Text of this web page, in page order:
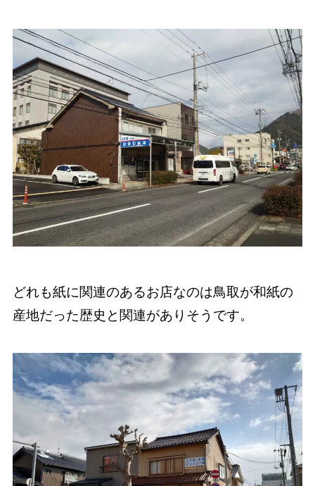
どれも紙に関連のあるお店なのは鳥取が和紙の
産地だった歴史と関連がありそうです。